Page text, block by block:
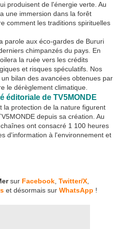
produisent de l'énergie verte. Au
une immersion dans la forêt
comment les traditions spirituelles
parole aux éco-gardes de Bururi
chimpanzés du pays. En
la ruée vers les crédits
et risques spéculatifs. Nos
bilan des avancées obtenues par
le dérèglement climatique.
éditoriale de TV5MONDE
la protection de la nature figurent
depuis sa création. Au
ont consacré 1 100 heures
d'information à l'environnement et
sur Facebook Twitter/X
et désormais sur WhatsApp !